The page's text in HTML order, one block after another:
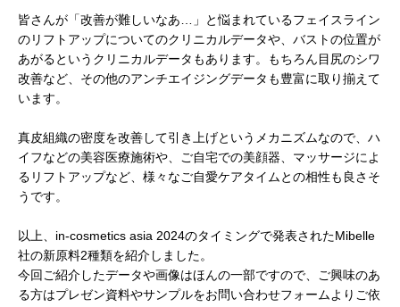
皆さんが「改善が難しいなあ…」と悩まれているフェイスライン
のリフトアップについてのクリニカルデータや、バストの位置が
あがるというクリニカルデータもあります。もちろん目尻のシワ
改善など、その他のアンチエイジングデータも豊富に取り揃えて
います。
真皮組織の密度を改善して引き上げというメカニズムなので、ハ
イフなどの美容医療施術や、ご自宅での美顔器、マッサージによ
るリフトアップなど、様々なご自愛ケアタイムとの相性も良さそ
うです。
以上、in-cosmetics asia 2024のタイミングで発表されたMibelle
社の新原料2種類を紹介しました。
今回ご紹介したデータや画像はほんの一部ですので、ご興味のあ
る方はプレゼン資料やサンプルをお問い合わせフォームよりご依